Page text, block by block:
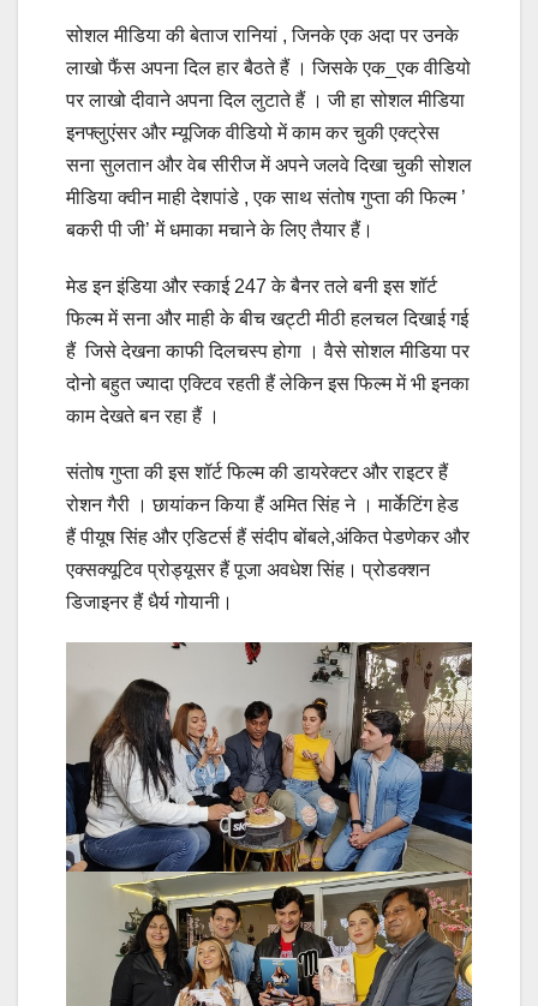
सोशल मीडिया की बेताज रानियां , जिनके एक अदा पर उनके
लाखो फैंस अपना दिल हार बैठते हैं । जिसके एक_एक वीडियो
पर लाखो दीवाने अपना दिल लुटाते हैं । जी हा सोशल मीडिया
इनफ्लुएंसर और म्यूजिक वीडियो में काम कर चुकी एक्ट्रेस
सना सुलतान और वेब सीरीज में अपने जलवे दिखा चुकी सोशल
मीडिया क्वीन माही देशपांडे , एक साथ संतोष गुप्ता की फिल्म ’
बकरी पी जी’ में धमाका मचाने के लिए तैयार हैं।
मेड इन इंडिया और स्काई 247 के बैनर तले बनी इस शॉर्ट
फिल्म में सना और माही के बीच खट्टी मीठी हलचल दिखाई गई
हैं जिसे देखना काफी दिलचस्प होगा । वैसे सोशल मीडिया पर
दोनो बहुत ज्यादा एक्टिव रहती हैं लेकिन इस फिल्म में भी इनका
काम देखते बन रहा हैं ।
संतोष गुप्ता की इस शॉर्ट फिल्म की डायरेक्टर और राइटर हैं
रोशन गैरी । छायांकन किया हैं अमित सिंह ने । मार्केटिंग हेड
हैं पीयूष सिंह और एडिटर्स हैं संदीप बोंबले,अंकित पेडणेकर और
एक्सक्यूटिव प्रोड्यूसर हैं पूजा अवधेश सिंह। प्रोडक्शन
डिजाइनर हैं धैर्य गोयानी।